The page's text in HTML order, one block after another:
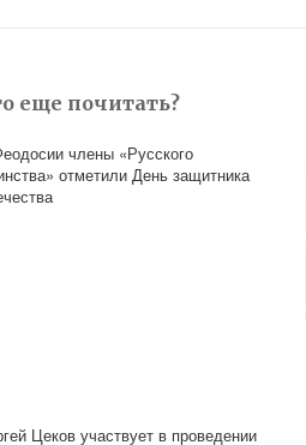
еще почитать?
члены «Русского
отметили День защитника
Цеков участвует в проведении